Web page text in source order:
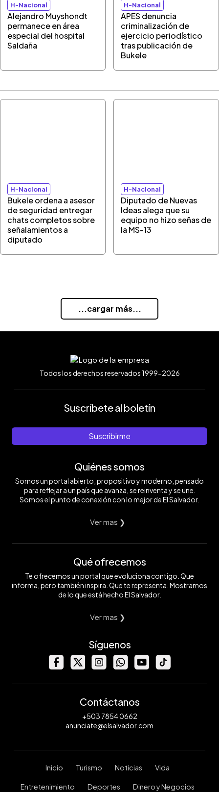
H-Nacional
Alejandro Muyshondt
permanece en área
especial del hospital
Saldaña
H-Nacional
APES denuncia
criminalización de
ejercicio periodístico
tras publicación de
Bukele
H-Nacional
Bukele ordena a asesor
de seguridad entregar
chats completos sobre
señalamientos a
diputado
H-Nacional
Diputado de Nuevas
Ideas alega que su
equipo no hizo señas de
la MS-13
...cargar más...
Todos los derechos reservados 1999-2026
Suscríbete al boletín
Suscribirme
Quiénes somos
Somos un portal abierto, propositivo y moderno, pensado
para reflejar a un país que avanza, se reinventa y se une.
Somos el punto de conexión con lo mejor de El Salvador.
Ver mas ❯
Qué ofrecemos
Te ofrecemos un portal que evoluciona contigo. Que
informa, pero también inspira. Que te representa. Mostramos
de lo que está hecho El Salvador.
Ver mas ❯
Síguenos
Contáctanos
+503 7854 0662
anunciate@elsalvador.com
Inicio Turismo Noticias Vida
Entretenimiento Deportes Dinero y Negocios